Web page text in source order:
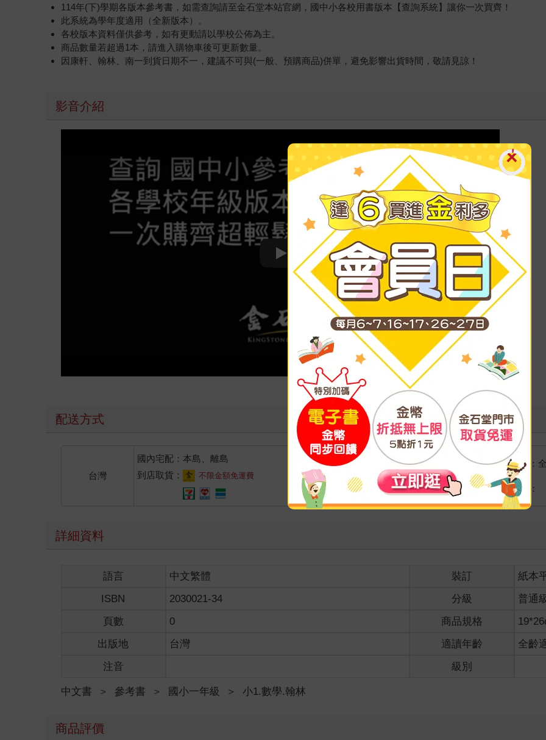
114年(下)學期各版本參考書，如需查詢請至金石堂本站官網，國中小各校用書版本【查詢系統】讓你一次買齊！
此系統為學年度適用（全新版本）。
各校版本資料僅供參考，如有更動請以學校公佈為主。
商品數量若超過1本，請進入購物車後可更新數量。
因康軒、翰林、南一到貨日期不一，建議不可與(一般、預購商品)併單，避免影響出貨時間，敬請見諒！
影音介紹
Play video
配送方式
台灣
國內宅配：本島、離島
到店取貨：
不限金額免運費 海外
國際快遞：
港澳店取：
詳細資料
語言 中文繁體 裝訂
紙本
ISBN
2030021-34 分級
普通
頁數
0 商品規格
出版地
台灣 適讀年齡
全齡
注音
級別
中文書 ＞ 參考書 ＞ 國小一年級 ＞ 小1.數學.翰林
商品評價